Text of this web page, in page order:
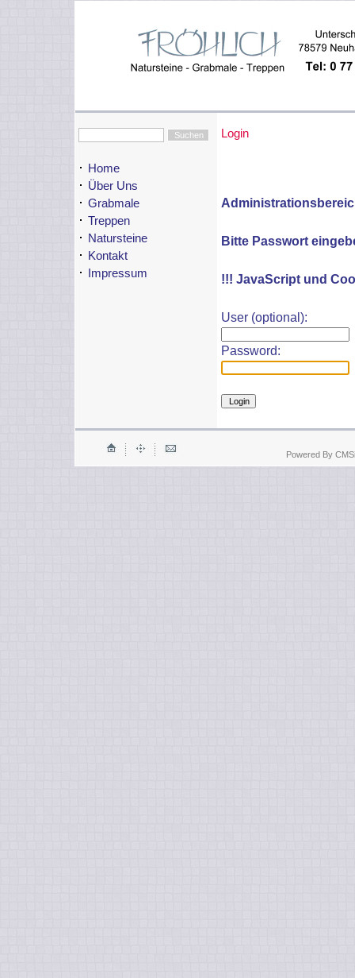
Home
Über Uns
Grabmale
Treppen
Natursteine
Kontakt
Impressum
Login
Bitte Passwort
!!! JavaScript und
User (optional):
Password:
Powered By